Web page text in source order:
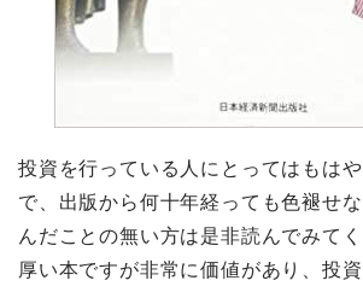
投資を行っている人にとってはもは
で、出版から何十年経っても色褪せ
んだことの無い方は是非読んでみて
厚い本ですが非常に価値があり、投